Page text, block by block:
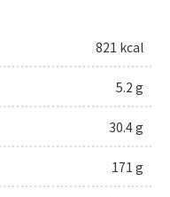
821 kcal
5.2 g
30.4 g
171 g